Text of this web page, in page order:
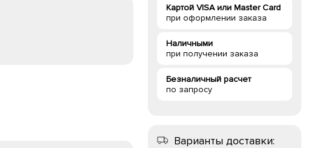
Картой VISA или Master Card
при оформлении заказа
Наличными
при получении заказа
Безналичный расчет
по запросу
Варианты доставки: